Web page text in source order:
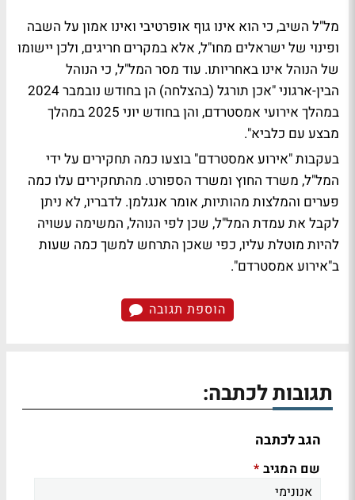
מל"ל השיב, כי הוא אינו גוף אופרטיבי ואינו אמון על השבה
ופינוי של ישראלים מחו"ל, אלא במקרים חריגים, ולכן יישומו
של הנוהל אינו באחריותו. עוד מסר המל"ל, כי הנוהל
הבין-ארגוני "אכן תורגל (בהצלחה) הן בחודש נובמבר 2024
במהלך אירועי אמסטרדם, והן בחודש יוני 2025 במהלך
מבצע עם כלביא".
בעקבות "אירוע אמסטרדם" בוצעו כמה תחקירים על ידי
המל"ל, משרד החוץ ומשרד הספורט. מהתחקירים עלו כמה
פערים והמלצות מהותיות, אומר אנגלמן. לדבריו, לא ניתן
לקבל את עמדת המל"ל, שכן לפי הנוהל, המשימה עשויה
להיות מוטלת עליו, כפי שאכן התרחש למשך כמה שעות
ב"אירוע אמסטרדם".
הוספת תגובה
תגובות לכתבה:
הגב לכתבה
שם המגיב *